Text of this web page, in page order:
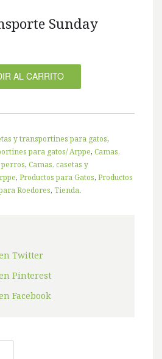
Sunday
AL CARRITO
y transportines para gatos,
para gatos/ Arppe, Camas,
, Camas, casetas y
, Productos para Gatos, Productos
Roedores, Tienda.
Twitter
Pinterest
Facebook